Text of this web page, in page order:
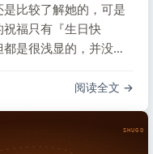
比较了解她的，可是
福只有『生日快
是很浅显的，并没有
阅读全文
SHUGO